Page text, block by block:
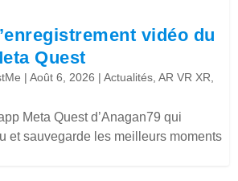
vidéo du
Quest
|Août 6, 2026 |Actualités,AR VR XR,
Meta Quest d’Anagan79 qui
et sauvegarde les meilleurs moments